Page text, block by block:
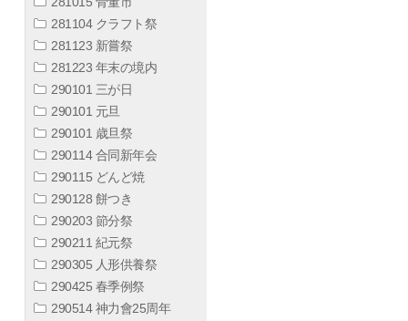
281104 クラフト祭
281123 新嘗祭
281223 年末の境内
290101 三が日
290101 元旦
290101 歳旦祭
290114 合同新年会
290115 どんど焼
290128 餅つき
290203 節分祭
290211 紀元祭
290305 人形供養祭
290425 春季例祭
290514 神力會25周年